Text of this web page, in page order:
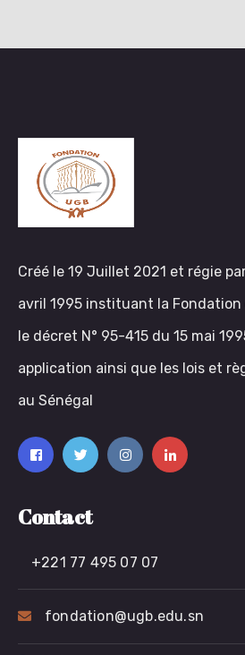
Créé le 19 Juillet 2021 et régie
avril 1995 instituant la
le décret N° 95-415 du 15 mai
application ainsi que les lois et
au Sénégal
Contact
+221 77 495 07 07
fondation@ugb.edu.sn